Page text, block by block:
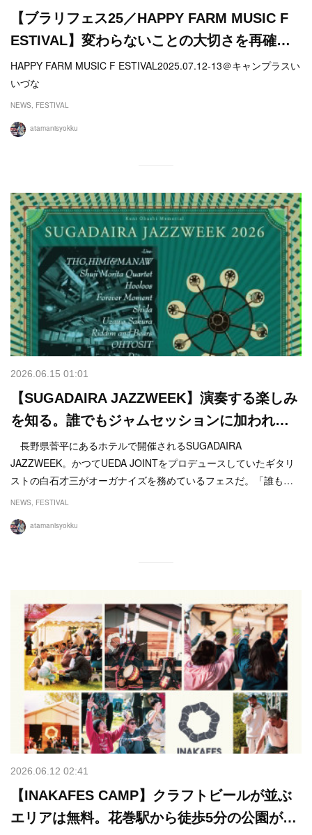
【ブラリフェス25／HAPPY FARM MUSIC F
ESTIVAL】変わらないことの大切さを再確…
HAPPY FARM MUSIC F ESTIVAL2025.07.12-13＠キャンプラスい
いづな
NEWS FESTIVAL
atamanisyokku
2026.06.15 01:01
【SUGADAIRA JAZZWEEK】演奏する楽しみ
を知る。誰でもジャムセッションに加われ…
長野県菅平にあるホテルで開催されるSUGADAIRA
JAZZWEEK。かつてUEDA JOINTをプロデュースしていたギタリ
ストの白石才三がオーガナイズを務めているフェスだ。「誰も…
NEWS FESTIVAL
atamanisyokku
2026.06.12 02:41
【INAKAFES CAMP】クラフトビールが並ぶ
エリアは無料。花巻駅から徒歩5分の公園が…